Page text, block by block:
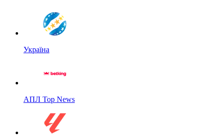
Україна
АПЛ Top News